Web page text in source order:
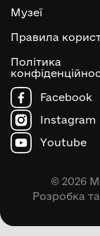
Музеї
Правила
Політика
Facebook
Instagram
Youtube
© 2026
Розробка